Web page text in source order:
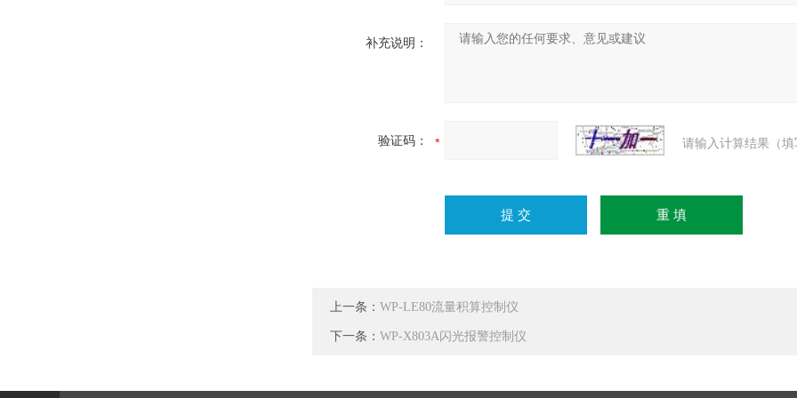
补充说明：
验证码： 请输入计算结果（
上一条：WP-LE80流量积算控制仪
下一条：WP-X803A闪光报警控制仪